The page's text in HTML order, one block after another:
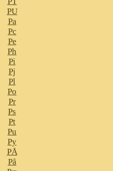
PU
Pa
Pc
Pe
Ph
Pi
Pj
Pl
Po
Pr
Ps
Pt
Pu
Py
PÅ
På